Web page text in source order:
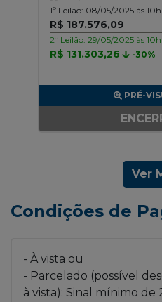
1º Leilão: 08/05/2025 às
R$ 187.576,09
2º Leilão: 29/05/2025 às
R$ 131.303,26 -30%
PRÉ-
Ver
Condições de
- À vista ou
- Parcelado (possível
à vista): Sinal mínimo de